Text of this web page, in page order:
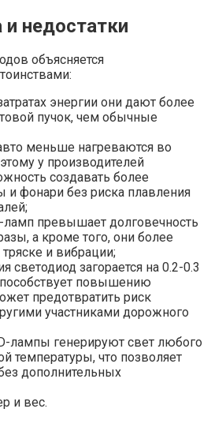
недостатки
объясняется
энергии они дают более
пучок, чем обычные
меньше нагреваются во
у производителей
создавать более
фонари без риска плавления
превышает долговечность
а кроме того, они более
и вибрации;
светодиод загорается на 0.2-0.3
повышению
предотвратить риск
участниками дорожного
лампы генерируют свет любого
температуры, что позволяет
дополнительных
и вес.